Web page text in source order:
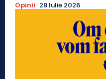
Opinii 28 Iulie 2026